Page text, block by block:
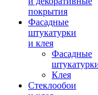
покрытия
Фасадные
штукатурки
и клея
Фасадные
Клея
Стеклообои